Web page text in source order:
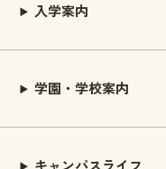
入学案内
学園・学校案内
キャンパスライフ